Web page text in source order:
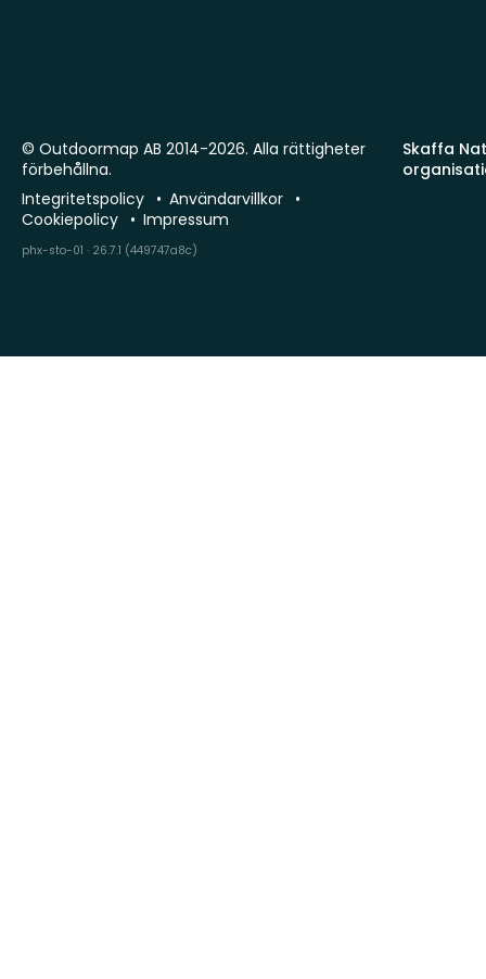
Skaffa
© Outdoormap AB 2014-2026. Alla rättigheter
förbehållna.
Integritetspolicy
Användarvillkor
Cookiepolicy
Impressum
phx-sto-01 · 26.7.1 (449747a8c)